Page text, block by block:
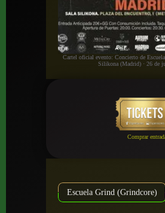
Cartel oficial evento: Concierto de
Silikona (Madrid) · 26 de
Comprar
Escuela Grind (Grindcore)